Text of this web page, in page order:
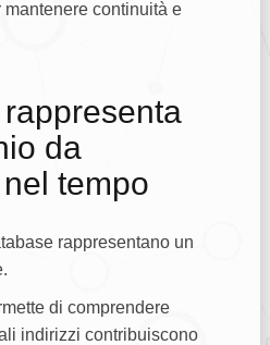
continuità e
da
tempo
rappresentano un
di comprendere
indirizzi contribuiscono